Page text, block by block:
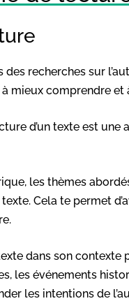
recherches sur
mieux comprendre et
d’un texte est une
les thèmes
Cela te permet
dans son contexte
les événements
les intentions de